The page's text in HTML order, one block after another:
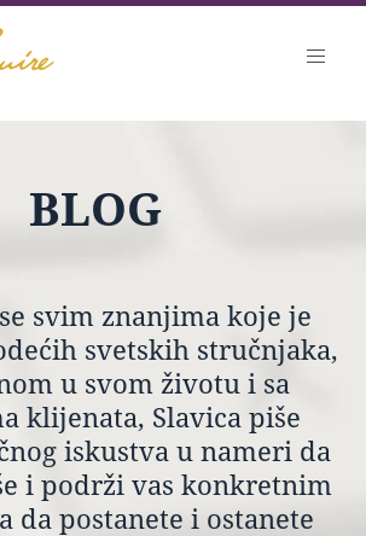
BLOG
svim znanjima koje je
svetskih stručnjaka,
u svom životu i sa
klijenata, Slavica piše
iskustva u nameri da
i podrži vas konkretnim
da postanete i ostanete